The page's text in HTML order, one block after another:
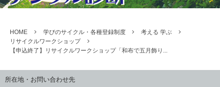
HOME 学びのサイクル・各種登録制度
考える 学ぶ
リサイクルワークショップ
【申込終了】リサイクルワークショップ「和布で五月飾り...
所在地・お問い合わせ先